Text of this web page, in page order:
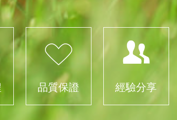
品質保證 經驗分享